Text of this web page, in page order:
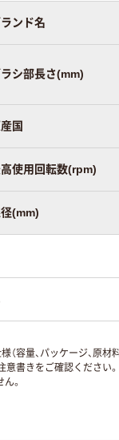
ンド名
シ部長さ(mm)
国
使用回転数(rpm)
(mm)
容量、パッケージ、原
きをご確認ください
。